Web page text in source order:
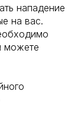
нападение
на вас.
можете